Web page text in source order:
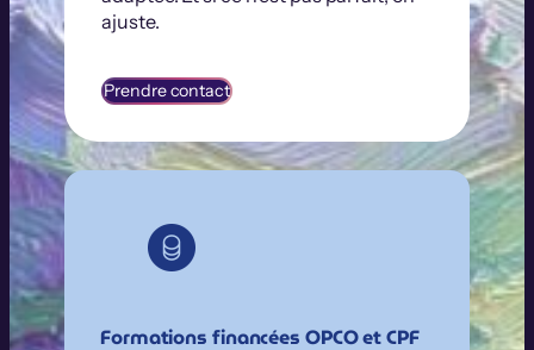
ajuste.
Prendre contact
Formations financées OPCO et CPF